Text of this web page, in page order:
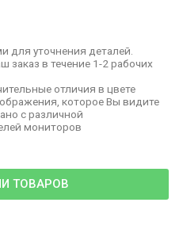
ТОВАРОВ
для уточнения деталей.
в течение 1-2 рабочих
отличия в цвете
которое Вы видите
с различной
мониторов